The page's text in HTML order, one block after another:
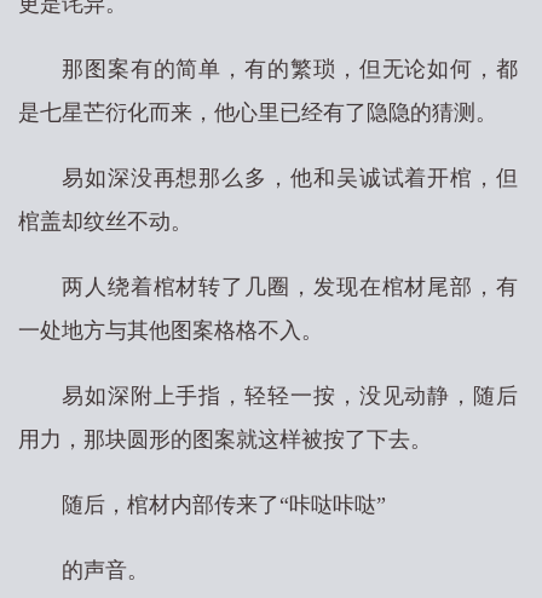
那图案有的简单，有的繁琐，但无论如何，都
是七星芒衍化而来，他心里已经有了隐隐的猜测。
易如深没再想那么多，他和吴诚试着开棺，但
棺盖却纹丝不动。
两人绕着棺材转了几圈，发现在棺材尾部，有
一处地方与其他图案格格不入。
易如深附上手指，轻轻一按，没见动静，随后
用力，那块圆形的图案就这样被按了下去。
随后，棺材内部传来了“咔哒咔哒”
的声音。